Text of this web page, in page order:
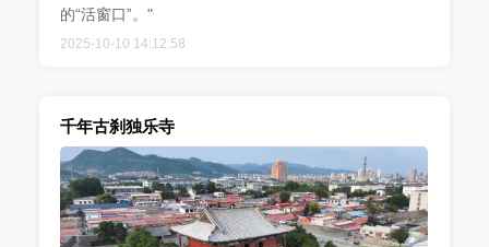
的“活窗口”。"
2025-10-10 14:12:58
千年古刹独乐寺